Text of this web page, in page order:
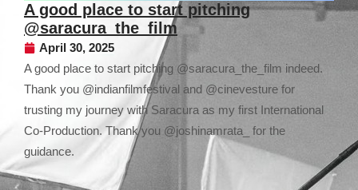
A good place to start pitching
@saracura_the_film
April 30, 2025
A good place to start pitching @saracura_the_film indeed.
Thank you @indianfilmfestival and @cinevesture for
trusting my journey with Saracura as my first International
Co-Production. Thank you @joshinamrata_ for the
guidance.